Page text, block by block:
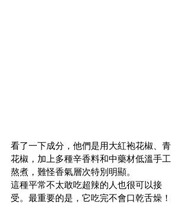
看了一下成分，他們是用大紅袍花椒、青
花椒，加上多種辛香料和中藥材低溫手工
熬煮，難怪香氣層次特別明顯。
這種平常不太敢吃超辣的人也很可以接
受。最重要的是，它吃完不會口乾舌燥！